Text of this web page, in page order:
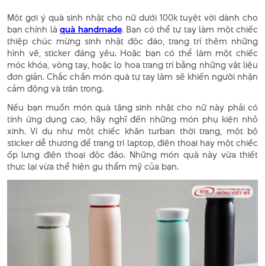
Một gợi ý quà sinh nhật cho nữ dưới 100k tuyệt vời dành cho
bạn chính làquà handmade. Bạn có thể tự tay làm một chiếc
thiệp chúc mừng sinh nhật độc đáo, trang trí thêm những
hình vẽ, sticker đáng yêu. Hoặc bạn có thể làm một chiếc
móc khóa, vòng tay, hoặc lọ hoa trang trí bằng những vật liệu
đơn giản. Chắc chắn món quà tự tay làm sẽ khiến người nhận
cảm động và trân trọng.
Nếu bạn muốn món quà tặng sinh nhật cho nữ này phải có
tính ứng dụng cao, hãy nghĩ đến những món phụ kiện nhỏ
xinh. Ví dụ như một chiếc khăn turban thời trang, một bộ
sticker dễ thương để trang trí laptop, điện thoại hay một chiếc
ốp lưng điện thoại độc đáo. Những món quà này vừa thiết
thực lại vừa thể hiện gu thẩm mỹ của bạn.